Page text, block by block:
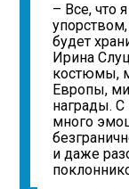
– Все, что
будет
Ирина
костюмы,
Европы,
награды.
много
и даже